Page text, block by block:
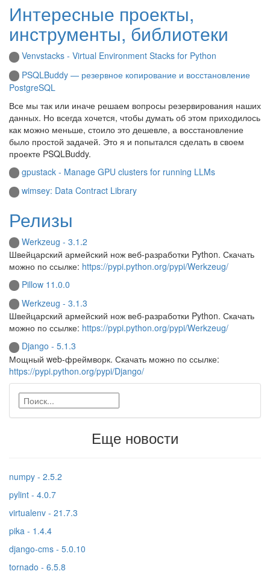
Интересные проекты,
инструменты, библиотеки
Venvstacks - Virtual Environment Stacks for Python
PSQLBuddy — резервное копирование и восстановление
PostgreSQL
Все мы так или иначе решаем вопросы резервирования наших
данных. Но всегда хочется, чтобы думать об этом приходилось
как можно меньше, стоило это дешевле, а восстановление
было простой задачей. Это я и попытался сделать в своем
проекте PSQLBuddy.
gpustack - Manage GPU clusters for running LLMs
wimsey: Data Contract Library
Релизы
Werkzeug - 3.1.2
Швейцарский армейский нож веб-разработки Python. Скачать
можно по ссылке: https://pypi.python.org/pypi/Werkzeug/
Pillow 11.0.0
Werkzeug - 3.1.3
Швейцарский армейский нож веб-разработки Python. Скачать
можно по ссылке: https://pypi.python.org/pypi/Werkzeug/
Django - 5.1.3
Мощный web-фреймворк. Скачать можно по ссылке:
https://pypi.python.org/pypi/Django/
Еще новости
numpy - 2.5.2
pylint - 4.0.7
virtualenv - 21.7.3
pika - 1.4.4
django-cms - 5.0.10
tornado - 6.5.8